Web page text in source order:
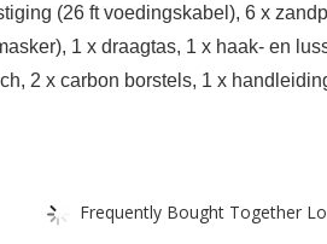
(26 ft voedingskabel), 6 x
1 x draagtas, 1 x haak- en
2 x carbon borstels, 1 x
Frequently Bought Together